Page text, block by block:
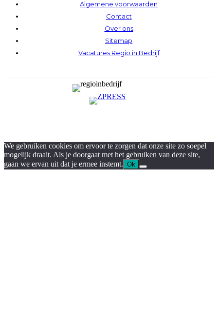
Algemene voorwaarden
Contact
Over ons
Sitemap
Vacatures Regio in Bedrijf
We gebruiken cookies om ervoor te zorgen dat onze site zo soepel
mogelijk draait. Als je doorgaat met het gebruiken van deze site,
gaan we ervan uit dat je ermee instemt. Ok